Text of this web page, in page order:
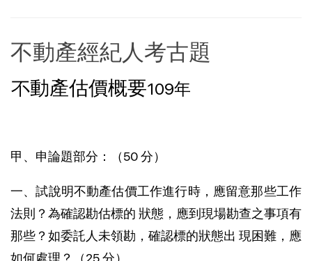
不動產經紀人考古題
不動產估價概要109年
甲、申論題部分：（50 分）
一、試說明不動產估價工作進行時，應留意那些工作
法則？為確認勘估標的 狀態，應到現場勘查之事項有
那些？如委託人未領勘，確認標的狀態出 現困難，應
如何處理？（25 分）